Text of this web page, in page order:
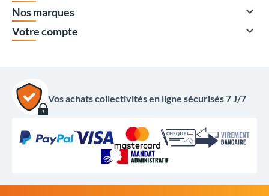
147,60 €TTC
Nos marques 
Votre compte 
Vos achats collectivités en ligne sécurisés 7 J/7